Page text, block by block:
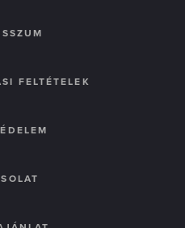
FELTÉTELEK